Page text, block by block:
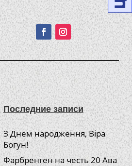
Подписывайтесь!
Последние записи
З Днем народження, Віра
Богун!
Фарбренген на честь 20 Ава